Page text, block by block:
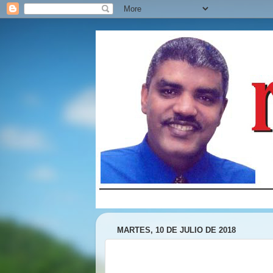
MARTES, 10 DE JULIO DE 2018